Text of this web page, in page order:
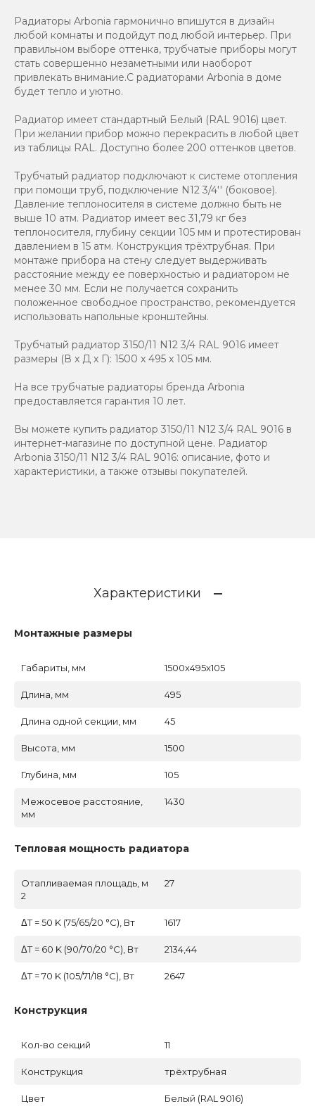
Радиаторы Arbonia гармонично впишутся в дизайн
любой комнаты и подойдут под любой интерьер. При
правильном выборе оттенка, трубчатые приборы могут
стать совершенно незаметными или наоборот
привлекать внимание.С радиаторами Аrbonia в доме
будет тепло и уютно.
Радиатор имеет стандартный Белый (RAL 9016) цвет.
При желании прибор можно перекрасить в любой цвет
из таблицы RAL. Доступно более 200 оттенков цветов.
Трубчатый радиатор подключают к системе отопления
при помощи труб, подключение N12 3/4'' (боковое).
Давление теплоносителя в системе должно быть не
выше 10 атм. Радиатор имеет вес 31,79 кг без
теплоносителя, глубину секции 105 мм и протестирован
давлением в 15 атм. Конструкция трёхтрубная. При
монтаже прибора на стену следует выдерживать
расстояние между ее поверхностью и радиатором не
менее 30 мм. Если не получается сохранить
положенное свободное пространство, рекомендуется
использовать напольные кронштейны.
Трубчатый радиатор 3150/11 N12 3/4 RAL 9016 имеет
размеры (В x Д x Г): 1500 x 495 x 105 мм.
На все трубчатые радиаторы бренда Аrbonia
предоставляется гарантия 10 лет.
Вы можете купить радиатор 3150/11 N12 3/4 RAL 9016 в
интернет-магазине по доступной цене. Радиатор
Arbonia 3150/11 N12 3/4 RAL 9016: описание, фото и
характеристики, а также отзывы покупателей.
Характеристики
Монтажные размеры
Габариты, мм 1500x495x105
Длина, мм 495
Длина одной секции, мм 45
Высота, мм 1500
Глубина, мм 105
Межосевое расстояние,
мм
1430
Тепловая мощность радиатора
Отапливаемая площадь, м
2
27
ΔT = 50 K (75/65/20 °C), Вт 1617
ΔT = 60 K (90/70/20 °C), Вт 2134,44
ΔT = 70 K (105/71/18 °C), Вт 2647
Конструкция
Кол-во секций 11
Конструкция трёхтрубная
Цвет Белый (RAL 9016)